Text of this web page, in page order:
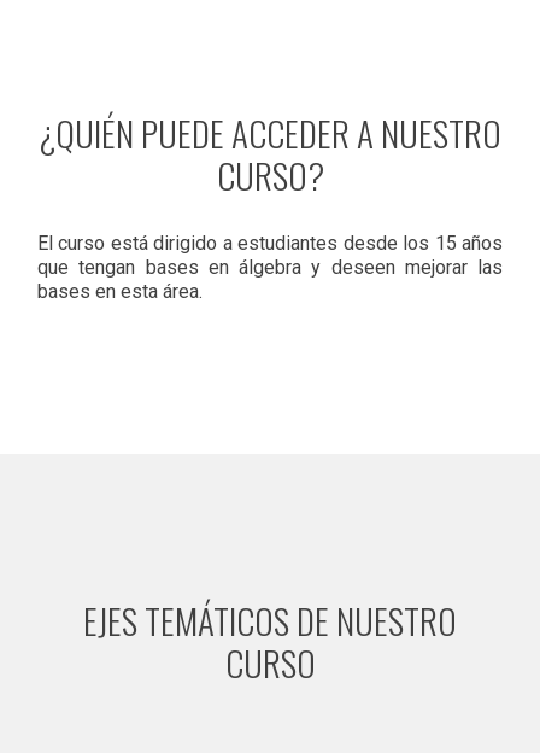
¿QUIÉN PUEDE ACCEDER A NUESTRO
CURSO?
El curso está dirigido a estudiantes desde los 15 años
que tengan bases en álgebra y deseen mejorar las
bases en esta área.
EJES TEMÁTICOS DE NUESTRO
CURSO